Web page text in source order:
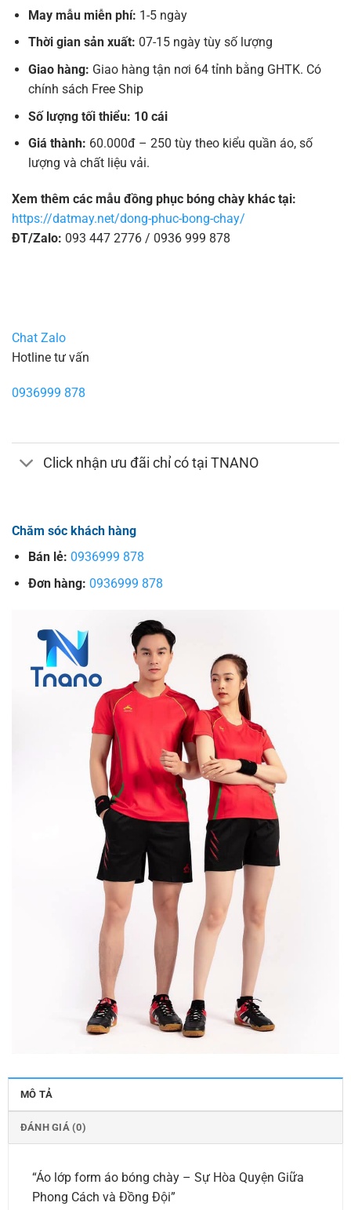
May mẫu miễn phí: 1-5 ngày
Thời gian sản xuất: 07-15 ngày tùy số lượng
Giao hàng: Giao hàng tận nơi 64 tỉnh bằng GHTK. Có
chính sách Free Ship
Số lượng tối thiểu: 10 cái
Giá thành: 60.000đ – 250 tùy theo kiểu quần áo, số
lượng và chất liệu vải.
Xem thêm các mẫu đồng phục bóng chày khác tại:
https://datmay.net/dong-phuc-bong-chay/
ĐT/Zalo: 093 447 2776 / 0936 999 878
Chat Zalo
Hotline tư vấn
0936999 878
Click nhận ưu đãi chỉ có tại TNANO
Chăm sóc khách hàng
Bán lẻ: 0936999 878
Đơn hàng: 0936999 878
MÔ TẢ
ĐÁNH GIÁ (0)
“Áo lớp form áo bóng chày – Sự Hòa Quyện Giữa
Phong Cách và Đồng Đội”